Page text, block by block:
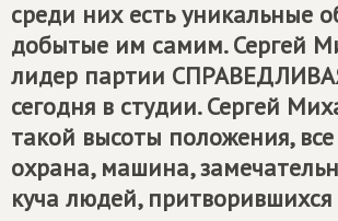
среди них есть уникальные
добытые им самим. Сергей
лидер партии C
сегодня в студии. Сергей
такой высоты положения,
охрана, машина,
куча людей, притворившихся